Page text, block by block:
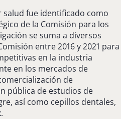
salud fue identificado como
de la Comisión para los
se suma a diversos
entre 2016 y 2021 para
en la industria
en los mercados de
de
pública de estudios de
así como cepillos dentales,